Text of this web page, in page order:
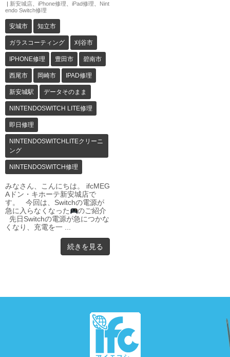
| 新安城店 iPhone修理 iPad修理
Nint
endo Switch修理
安城市 知立市
ガラスコーティング 刈谷市
IPHONE修理 豊田市 碧南市
西尾市 岡崎市 IPAD修理
新安城駅 データそのまま
NINTENDOSWITCH LITE修理
即日修理
NINTENDOSWITCHLITEクリーニ
ング
NINTENDOSWITCH修理
みなさん、こんにちは。 ifcMEG
Aドン・キホーテ新安城店で
す。 今回は、Switchの電源が
急に入らなくなった
のご紹介
先日Switchの電源が急につかな
くなり、充電を一 ...
続きを見る